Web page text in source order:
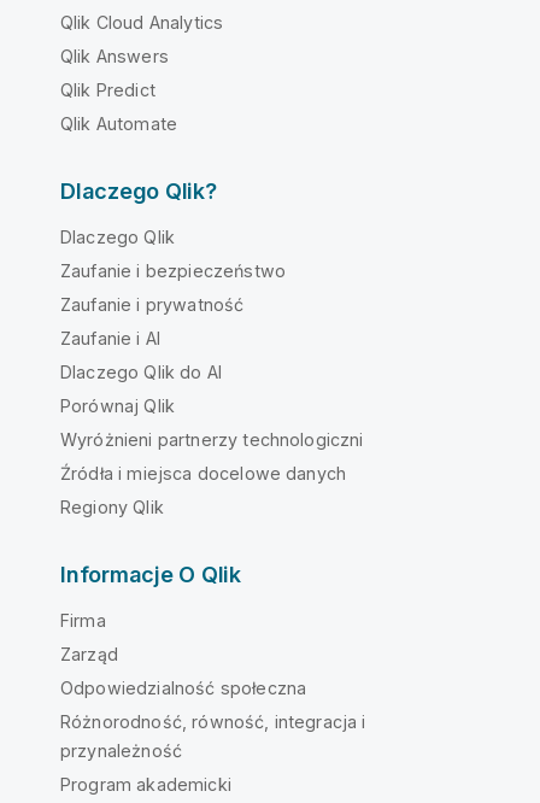
Qlik Cloud Analytics
Qlik Answers
Qlik Predict
Qlik Automate
Dlaczego Qlik?
Dlaczego Qlik
Zaufanie i bezpieczeństwo
Zaufanie i prywatność
Zaufanie i AI
Dlaczego Qlik do AI
Porównaj Qlik
Wyróżnieni partnerzy technologiczni
Źródła i miejsca docelowe danych
Regiony Qlik
Informacje O Qlik
Firma
Zarząd
Odpowiedzialność społeczna
Różnorodność, równość, integracja i
przynależność
Program akademicki